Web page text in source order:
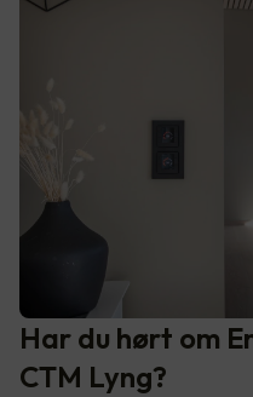
Har du hørt om
CTM Lyng?